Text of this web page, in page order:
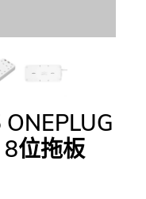
位拖板